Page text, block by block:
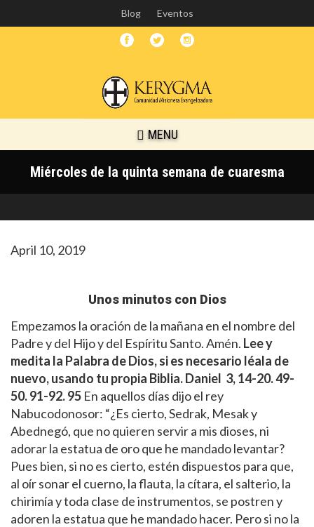
Skip
to
main
Blog Eventos
MENU
Miércoles de la quinta semana de cuaresma
April 10, 2019
Unos minutos con Dios
Empezamos la oración de la mañana en el nombre del
Padre y del Hijo y del Espíritu Santo. Amén. Lee y
medita la Palabra de Dios, si es necesario léala de
nuevo, usando tu propia Biblia.Daniel 3, 14-20. 49-
50. 91-92. 95 En aquellos días dijo el rey
Nabucodonosor: “¿Es cierto, Sedrak, Mesak y
Abednegó, que no quieren servir a mis dioses, ni
adorar la estatua de oro que he mandado levantar?
Pues bien, si no es cierto, estén dispuestos para que,
al oír sonar el cuerno, la flauta, la cítara, el salterio, la
chirimía y toda clase de instrumentos, se postren y
adoren la estatua que he mandado hacer. Pero si no la